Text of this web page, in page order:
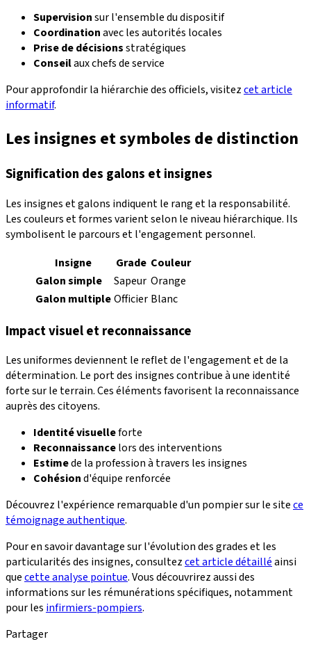
Supervisionsur l'ensemble du dispositif
Coordinationavec les autorités locales
Prise de décisionsstratégiques
Conseilaux chefs de service
Pour approfondir la hiérarchie des officiels, visitezcet article
informatif.
Les insignes et symboles de distinction
Signification des galons et insignes
Les insignes et galons indiquent le rang et la responsabilité.
Les couleurs et formes varient selon le niveau hiérarchique. Ils
symbolisent le parcours et l'engagement personnel.
Insigne
Grade Couleur
Galon simple
Sapeur Orange
Galon multipleOfficier Blanc
Impact visuel et reconnaissance
Les uniformes deviennent le reflet de l'engagement et de la
détermination. Le port des insignes contribue à une identité
forte sur le terrain. Ces éléments favorisent la reconnaissance
auprès des citoyens.
Identité visuelleforte
Reconnaissancelors des interventions
Estimede la profession à travers les insignes
Cohésiond'équipe renforcée
Découvrez l'expérience remarquable d'un pompier sur le sitece
témoignage authentique.
Pour en savoir davantage sur l'évolution des grades et les
particularités des insignes, consultezcet article détailléainsi
quecette analyse pointue. Vous découvrirez aussi des
informations sur les rémunérations spécifiques, notamment
pour les infirmiers-pompiers.
Partager